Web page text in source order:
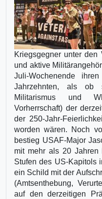
Kriegsgegner unter den
und aktive
Juli-Wochenende
Jahrzehnten, als
Militarismus und
Vorherrschaft) der
der 250-Jahr-
worden wären. Noch
bestieg USAF-Major
mit mehr als 20
Stufen des US-Kapitols
ein Schild mit der
(Amtsenthebung,
auf den derzeitigen